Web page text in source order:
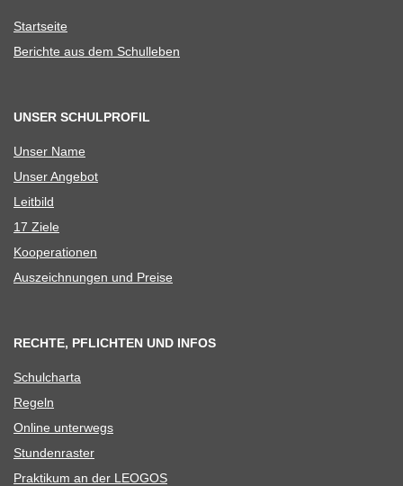
Start­seite
Berichte aus dem Schulleben
UNSER SCHULPROFIL
Unser Name
Unser Ange­bot
Leit­bild
17 Ziele
Koope­ra­tio­nen
Aus­zeich­nun­gen und Preise
RECHTE, PFLICHTEN UND INFOS
Schul­charta
Regeln
Online unter­wegs
Stun­den­ras­ter
Prak­ti­kum an der LEOGOS